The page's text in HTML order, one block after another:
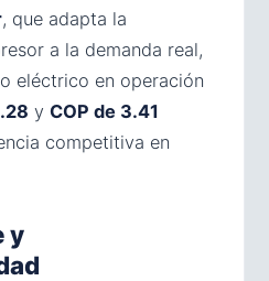
, que adapta la
a la demanda real,
eléctrico en operación
y COP de 3.41
competitiva en
y